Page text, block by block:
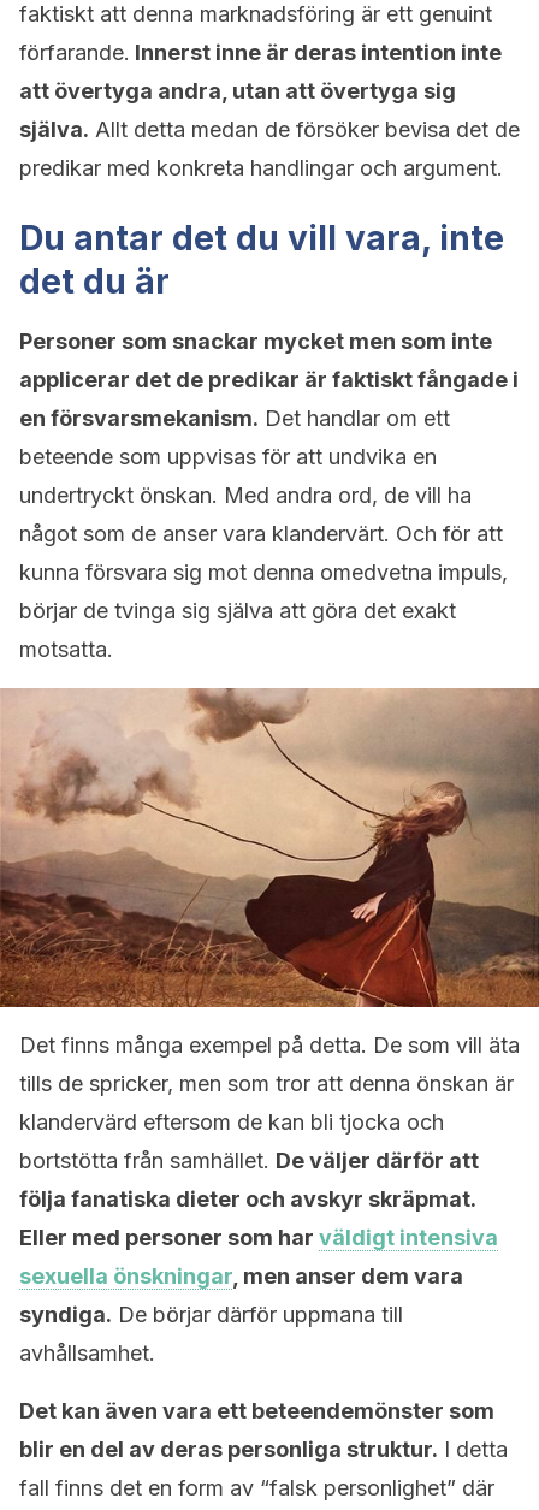
faktiskt att denna marknadsföring är ett genuint
förfarande. Innerst inne är deras intention inte
att övertyga andra, utan att övertyga sig
själva. Allt detta medan de försöker bevisa det de
predikar med konkreta handlingar och argument.
Du antar det du vill vara, inte
det du är
Personer som snackar mycket men som inte
applicerar det de predikar är faktiskt fångade i
en försvarsmekanism. Det handlar om ett
beteende som uppvisas för att undvika en
undertryckt önskan. Med andra ord, de vill ha
något som de anser vara klandervärt. Och för att
kunna försvara sig mot denna omedvetna impuls,
börjar de tvinga sig själva att göra det exakt
motsatta.
Det finns många exempel på detta. De som vill äta
tills de spricker, men som tror att denna önskan är
klandervärd eftersom de kan bli tjocka och
bortstötta från samhället. De väljer därför att
följa fanatiska dieter och avskyr skräpmat.
Eller med personer som har väldigt intensiva
sexuella önskningar , men anser dem vara
syndiga. De börjar därför uppmana till
avhållsamhet.
Det kan även vara ett beteendemönster som
blir en del av deras personliga struktur. I detta
fall finns det en form av “falsk personlighet” där